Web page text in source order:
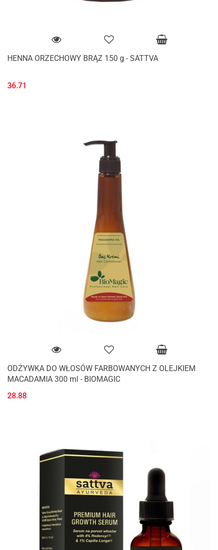
HENNA ORZECHOWY BRĄZ 150 g - SATTVA
36.71
ODŻYWKA DO WŁOSÓW FARBOWANYCH Z OLEJKIEM
MACADAMIA 300 ml - BIOMAGIC
28.88